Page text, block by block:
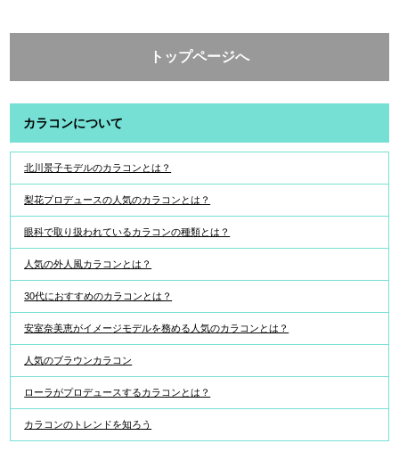
トップページへ
カラコンについて
北川景子モデルのカラコンとは？
梨花プロデュースの人気のカラコンとは？
眼科で取り扱われているカラコンの種類とは？
人気の外人風カラコンとは？
30代におすすめのカラコンとは？
安室奈美恵がイメージモデルを務める人気のカラコンとは？
人気のブラウンカラコン
ローラがプロデュースするカラコンとは？
カラコンのトレンドを知ろう